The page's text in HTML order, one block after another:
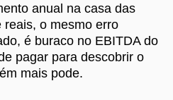
anual na casa das
reais, o mesmo erro
é buraco no EBITDA do
pagar para descobrir o
mais pode.